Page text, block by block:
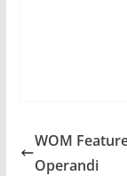
WOM
Operandi